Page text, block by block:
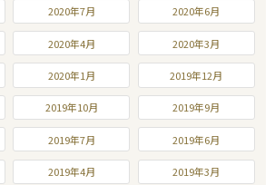
2020年7月 2020年6月
2020年4月 2020年3月
2020年1月 2019年12月
2019年10月 2019年9月
2019年7月 2019年6月
2019年4月 2019年3月